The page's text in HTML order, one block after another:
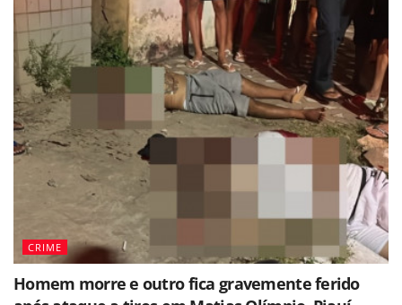
CRIME
Homem morre e outro fica gravemente ferido